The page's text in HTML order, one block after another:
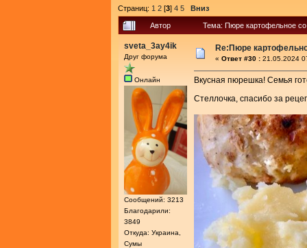
Страниц: 1 2 [3] 4 5 Вниз
Автор Тема: Пюре картофельное
sveta_3ay4ik
Друг форума
Онлайн
Сообщений: 3213
Благодарили:
3849
Откуда: Украина,
Сумы
Re:Пюре
« Ответ #30 : 21.05.2024
Вкусная пюрешка! Семья
Стеллочка, спасибо за